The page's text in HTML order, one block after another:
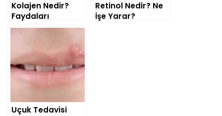
Kolajen Nedir?
Faydaları
Retinol Nedir? Ne
İşe Yarar?
Uçuk Tedavisi